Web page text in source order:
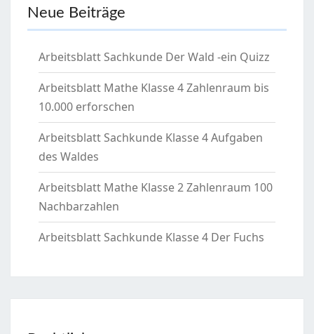
Neue Beiträge
Arbeitsblatt Sachkunde Der Wald -ein Quizz
Arbeitsblatt Mathe Klasse 4 Zahlenraum bis
10.000 erforschen
Arbeitsblatt Sachkunde Klasse 4 Aufgaben
des Waldes
Arbeitsblatt Mathe Klasse 2 Zahlenraum 100
Nachbarzahlen
Arbeitsblatt Sachkunde Klasse 4 Der Fuchs